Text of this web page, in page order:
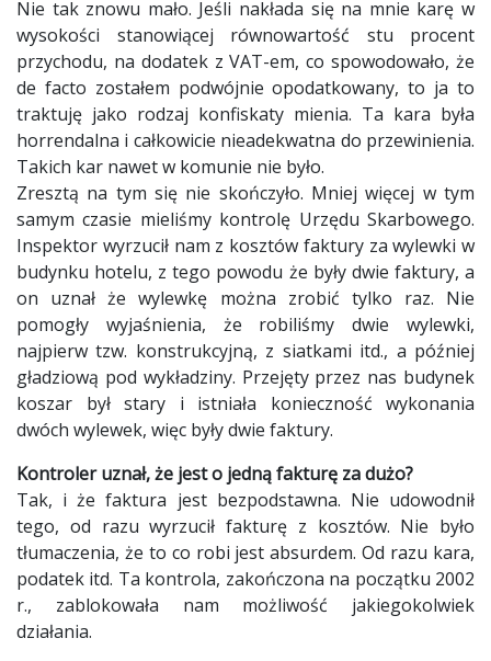
Nie tak znowu mało. Jeśli nakłada się na mnie karę w
wysokości stanowiącej równowartość stu procent
przychodu, na dodatek z VAT-em, co spowodowało, że
de facto zostałem podwójnie opodatkowany, to ja to
traktuję jako rodzaj konfiskaty mienia. Ta kara była
horrendalna i całkowicie nieadekwatna do przewinienia.
Takich kar nawet w komunie nie było.
Zresztą na tym się nie skończyło. Mniej więcej w tym
samym czasie mieliśmy kontrolę Urzędu Skarbowego.
Inspektor wyrzucił nam z kosztów faktury za wylewki w
budynku hotelu, z tego powodu że były dwie faktury, a
on uznał że wylewkę można zrobić tylko raz. Nie
pomogły wyjaśnienia, że robiliśmy dwie wylewki,
najpierw tzw. konstrukcyjną, z siatkami itd., a później
gładziową pod wykładziny. Przejęty przez nas budynek
koszar był stary i istniała konieczność wykonania
dwóch wylewek, więc były dwie faktury.
Kontroler uznał, że jest o jedną fakturę za dużo?
Tak, i że faktura jest bezpodstawna. Nie udowodnił
tego, od razu wyrzucił fakturę z kosztów. Nie było
tłumaczenia, że to co robi jest absurdem. Od razu kara,
podatek itd. Ta kontrola, zakończona na początku 2002
r., zablokowała nam możliwość jakiegokolwiek
działania.